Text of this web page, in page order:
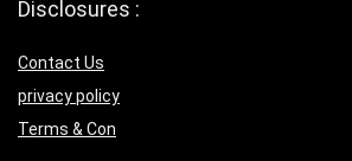
Disclosures :
Contact Us
privacy policy
Terms & Con